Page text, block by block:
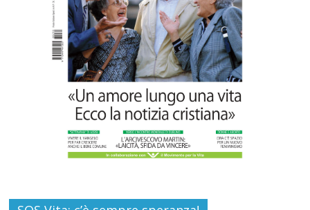
Paolo VI, un santo che canta la bellezza
della vita
6 Agosto 2026 Commenti disabilitati